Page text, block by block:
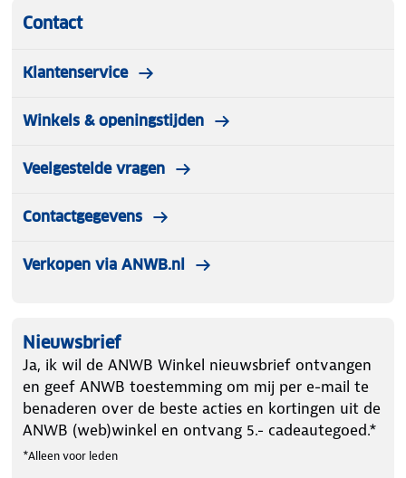
Contact
Klantenservice
Winkels & openingstijden
Veelgestelde vragen
Contactgegevens
Verkopen via ANWB.nl
Nieuwsbrief
Ja, ik wil de ANWB Winkel nieuwsbrief ontvangen
en geef ANWB toestemming om mij per e-mail te
benaderen over de beste acties en kortingen uit de
ANWB (web)winkel en ontvang 5.- cadeautegoed.*
*Alleen voor leden